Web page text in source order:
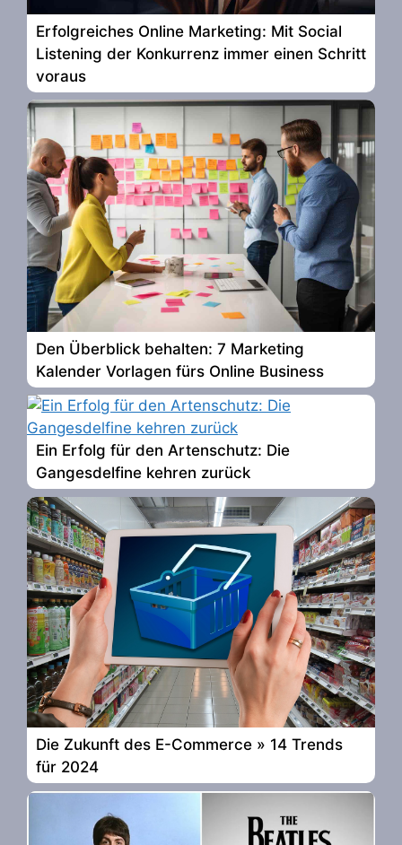
Erfolgreiches Online Marketing: Mit Social
Listening der Konkurrenz immer einen Schritt
voraus
Den Überblick behalten: 7 Marketing
Kalender Vorlagen fürs Online Business
Ein Erfolg für den Artenschutz: Die
Gangesdelfine kehren zurück
Die Zukunft des E-Commerce » 14 Trends
für 2024